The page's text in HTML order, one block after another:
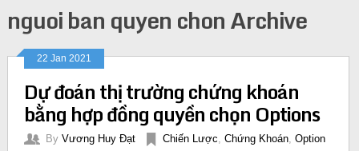
nguoi ban quyen chon Archive
22 Jan 2021
Dự đoán thị trường chứng khoán
bằng hợp đồng quyền chọn Options
By Vương Huy Đạt Chiến Lược Chứng Khoán, Option